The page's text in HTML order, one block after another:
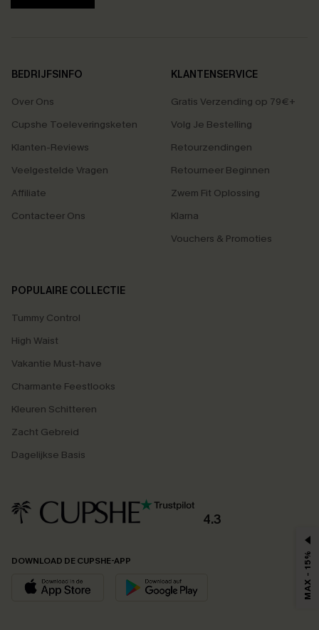
BEDRIJFSINFO
Over Ons
Cupshe Toeleveringsketen
Klanten-Reviews
Veelgestelde Vragen
Affiliate
Contacteer Ons
KLANTENSERVICE
Gratis Verzending op 79€+
Volg Je Bestelling
Retourzendingen
Retourneer Beginnen
Zwem Fit Oplossing
Klarna
Vouchers & Promoties
POPULAIRE COLLECTIE
Tummy Control
High Waist
Vakantie Must-have
Charmante Feestlooks
Kleuren Schitteren
Zacht Gebreid
Dagelijkse Basis
4.3
DOWNLOAD DE CUPSHE-APP MAX - 15%